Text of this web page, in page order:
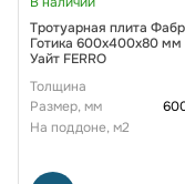
Тротуарная плита
Готика 600х400х80 мм
Уайт FERRO
Толщина
Размер, мм
На поддоне, м2